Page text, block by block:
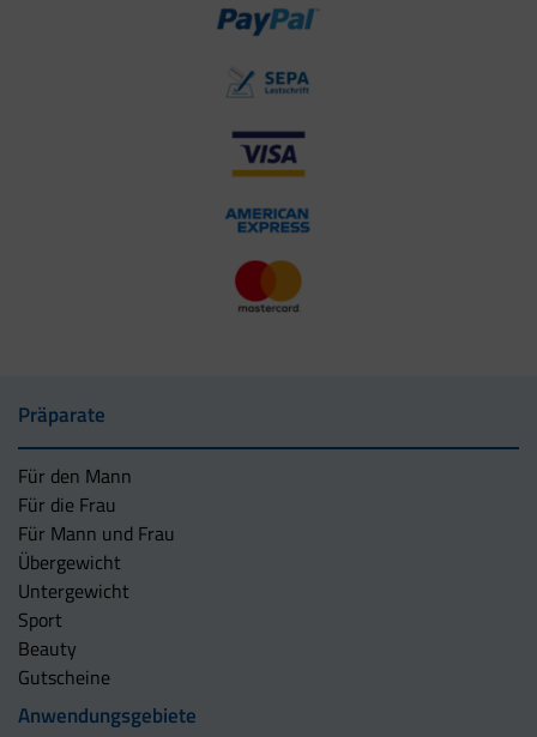
Präparate
Für den Mann
Für die Frau
Für Mann und Frau
Übergewicht
Untergewicht
Sport
Beauty
Gutscheine
Anwendungsgebiete